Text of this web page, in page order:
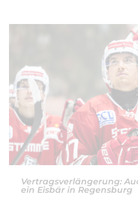
Vertragsverlängerung:
ein Eisbär in Regensburg